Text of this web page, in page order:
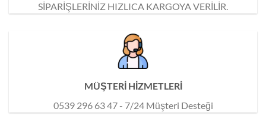
SİPARİŞLERİNİZ HIZLICA KARGOYA VERİLİR.
MÜŞTERİ HİZMETLERİ
0539 296 63 47 - 7/24 Müşteri Desteği